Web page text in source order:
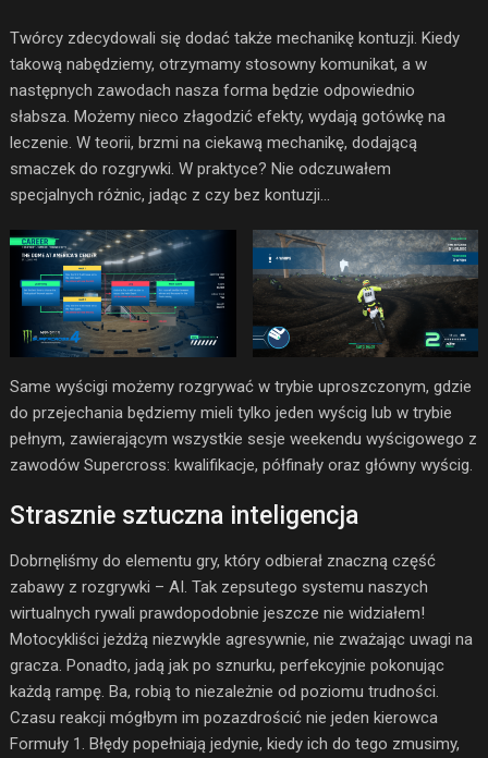
Twórcy zdecydowali się dodać także mechanikę kontuzji. Kiedy
takową nabędziemy, otrzymamy stosowny komunikat, a w
następnych zawodach nasza forma będzie odpowiednio
słabsza. Możemy nieco złagodzić efekty, wydają gotówkę na
leczenie. W teorii, brzmi na ciekawą mechanikę, dodającą
smaczek do rozgrywki. W praktyce? Nie odczuwałem
specjalnych różnic, jadąc z czy bez kontuzji…
Same wyścigi możemy rozgrywać w trybie uproszczonym, gdzie
do przejechania będziemy mieli tylko jeden wyścig lub w trybie
pełnym, zawierającym wszystkie sesje weekendu wyścigowego z
zawodów Supercross: kwalifikacje, półfinały oraz główny wyścig.
Strasznie sztuczna inteligencja
Dobrnęliśmy do elementu gry, który odbierał znaczną część
zabawy z rozgrywki – AI. Tak zepsutego systemu naszych
wirtualnych rywali prawdopodobnie jeszcze nie widziałem!
Motocykliści jeżdżą niezwykle agresywnie, nie zważając uwagi na
gracza. Ponadto, jadą jak po sznurku, perfekcyjnie pokonując
każdą rampę. Ba, robią to niezależnie od poziomu trudności.
Czasu reakcji mógłbym im pozazdrościć nie jeden kierowca
Formuły 1. Błędy popełniają jedynie, kiedy ich do tego zmusimy,